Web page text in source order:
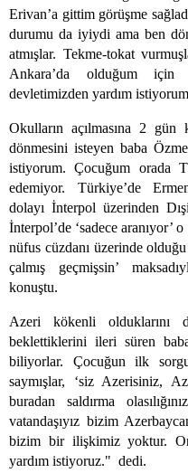
Erivan’a gittim görüşme
durumu da iyiydi ama ben
atmışlar. Tekme-tokat
Ankara’da olduğum için
devletimizden yardım
Okulların açılmasına 2 gün
dönmesini isteyen baba
istiyorum. Çocuğum orada
edemiyor. Türkiye’de
dolayı İnterpol üzerinden
İnterpol’de ‘sadece aranıyor’
nüfus cüzdanı üzerinde
çalmış geçmişsin’
konuştu.
Azeri kökenli olduklarını
beklettiklerini ileri süren
biliyorlar. Çocuğun ilk
saymışlar, ‘siz Azerisiniz,
buradan saldırma
vatandaşıyız bizim
bizim bir ilişkimiz yoktur.
yardım istiyoruz." dedi.